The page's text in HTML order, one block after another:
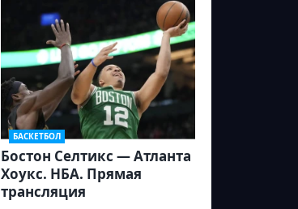
БАСКЕТБОЛ
Бостон Селтикс — Атланта
Хоукс. НБА. Прямая
трансляция